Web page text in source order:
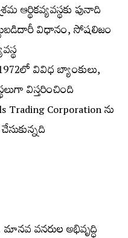
ఆర్థికవ్యవస్థకు పునాది
విధానం, సోషలిజం
వివిధ బ్యాంకులు,
విస్తరించింది
Trading Corporation ను
మానవ వనరుల అభివృద్ధి